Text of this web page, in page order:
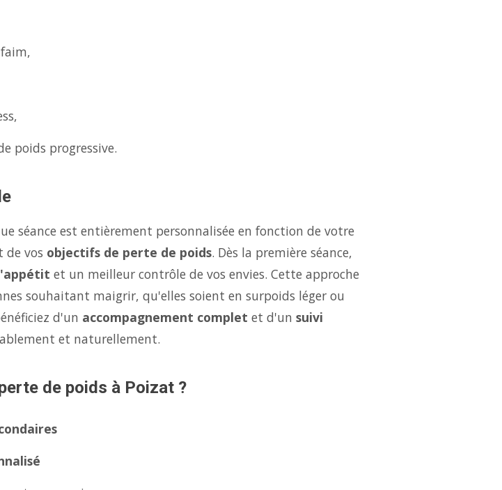
poids progressive.
séance est entièrement personnalisée en fonction de votre
de vos objectifs de perte de poids. Dès la première séance,
et un meilleur contrôle de vos envies. Cette approche
souhaitant maigrir, qu'elles soient en surpoids léger ou
d'un accompagnement complet et d'un suivi
et naturellement.
de poids à Poizat ?